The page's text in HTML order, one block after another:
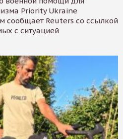
Priority Ukraine
сообщает Reuters со ссылкой
с ситуацией